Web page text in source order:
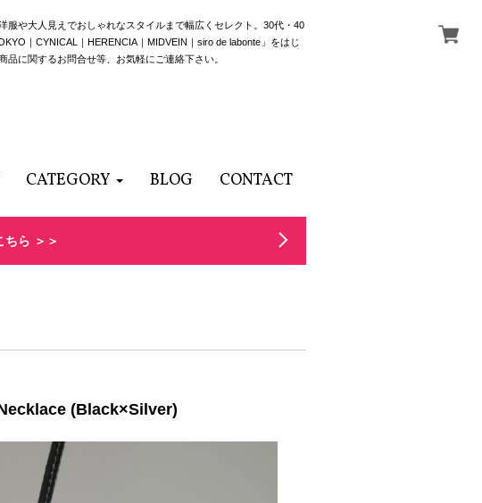
服や大人見えでおしゃれなスタイルまで幅広くセレクト。30代・40
｜CYNICAL｜HERENCIA｜MIDVEIN｜siro de labonte」をはじ
に関するお問合せ等、お気軽にご連絡下さい。
CATEGORY BLOG CONTACT
ら ＞＞
(Black×Silver)